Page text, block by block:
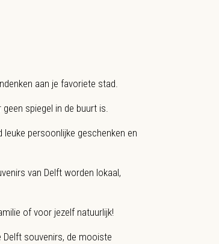
aan je favoriete stad.
spiegel in de buurt is.
persoonlijke geschenken en
van Delft worden lokaal,
of voor jezelf natuurlijk!
Delft souvenirs, de mooiste